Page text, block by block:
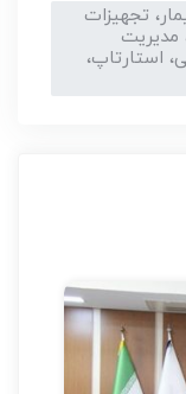
تجهیزات
مدیریت
استارتاپ،